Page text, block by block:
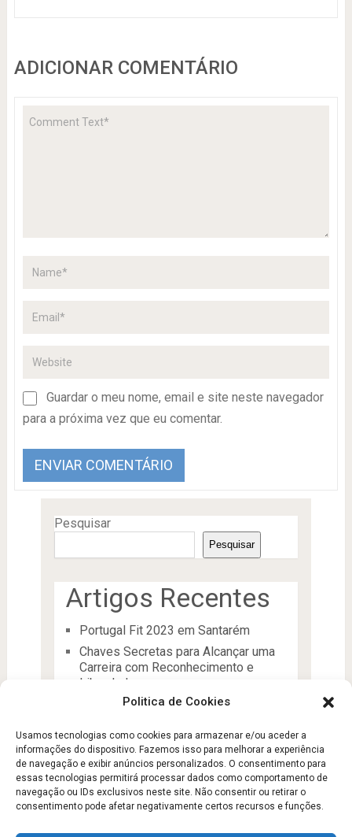
Politica de Cookies
Usamos tecnologias como cookies para armazenar e/ou aceder a
informações do dispositivo. Fazemos isso para melhorar a experiência
de navegação e exibir anúncios personalizados. O consentimento para
essas tecnologias permitirá processar dados como comportamento de
navegação ou IDs exclusivos neste site. Não consentir ou retirar o
consentimento pode afetar negativamente certos recursos e funções.
ADICIONAR COMENTÁRIO
Guardar o meu nome, email e site neste navegador
para a próxima vez que eu comentar.
Pesquisar
Pesquisar
Artigos Recentes
Portugal Fit 2023 em Santarém
Chaves Secretas para Alcançar uma
Carreira com Reconhecimento e
Liberdade
manutenção da condição física
Aptidão Física e Saúde